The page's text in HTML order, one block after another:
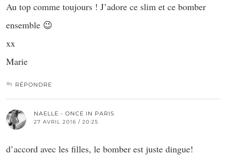
Au top comme toujours ! J’adore ce slim et ce bomber
ensemble 😉
xx
Marie
RÉPONDRE
NAELLE - ONCE IN PARIS
27 AVRIL 2016 / 20:25
d’accord avec les filles, le bomber est juste dingue!